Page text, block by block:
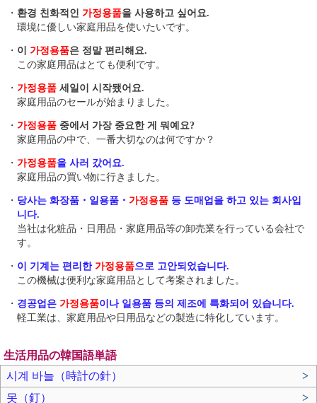
・ 환경 친화적인 가정용품을 사용하고 싶어요.
環境に優しい家庭用品を使いたいです。
・ 이 가정용품은 정말 편리해요.
この家庭用品はとても便利です。
・ 가정용품 세일이 시작됐어요.
家庭用品のセールが始まりました。
・ 가정용품 중에서 가장 중요한 게 뭐예요?
家庭用品の中で、一番大切なのは何ですか？
・ 가정용품을 사러 갔어요.
家庭用品の買い物に行きました。
・ 당사는 화장품・일용품・ 가정용품 등 도매업을 하고 있는 회사입
니다.
当社は化粧品・日用品・家庭用品等の卸売業を行っている会社で
す。
・ 이 기계는 편리한 가정용품으로 고안되었습니다.
この機械は便利な家庭用品として考案されました。
・ 경공업은 가정용품이나 일용품 등의 제조에 특화되어 있습니다.
軽工業は、家庭用品や日用品などの製造に特化しています。
生活用品の韓国語単語
시계 바늘（時計の針）
>
못（釘）
>